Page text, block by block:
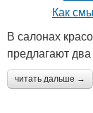
В салонах
предлагают
читать дальше →